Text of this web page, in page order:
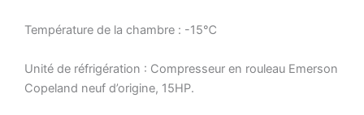
Température de la chambre : -15℃
Unité de réfrigération : Compresseur en rouleau Emerson
Copeland neuf d’origine, 15HP.